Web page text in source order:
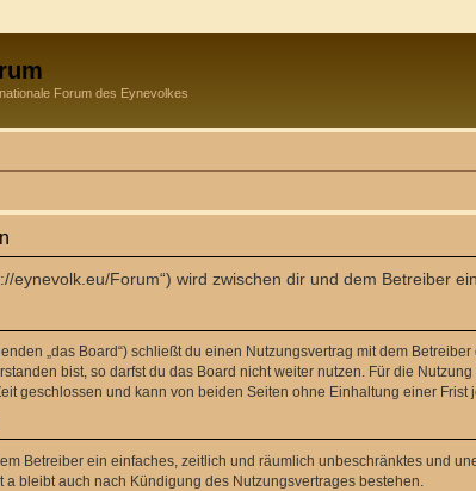
Forum des Eynevolkes
eynevolk.eu/Forum“) wird zwischen dir und dem Betreiber
„das Board“) schließt du einen Nutzungsvertrag mit dem
bist, so darfst du das Board nicht weiter nutzen. Für die
geschlossen und kann von beiden Seiten ohne Einhaltung einer Frist
Betreiber ein einfaches, zeitlich und räumlich unbeschränktes und
a bleibt auch nach Kündigung des Nutzungsvertrages bestehen.